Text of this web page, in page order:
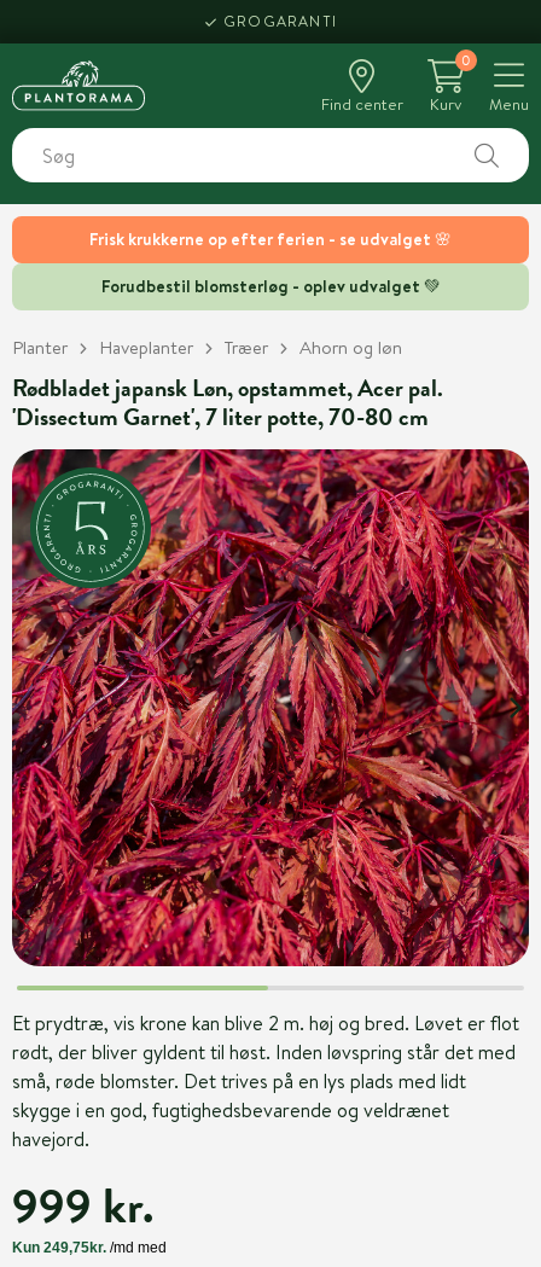
Frisk krukkerne op efter ferien - se udvalget 🌸
Forudbestil blomsterløg - oplev udvalget 💚
GROGARANTI
Find center
0
Kurv
Menu
Planter Haveplanter Træer Ahorn og løn
Rødbladet japansk Løn, opstammet, Acer pal.
'Dissectum Garnet', 7 liter potte, 70-80 cm
Et prydtræ, vis krone kan blive 2 m. høj og bred. Løvet er flot
rødt, der bliver gyldent til høst. Inden løvspring står det med
små, røde blomster. Det trives på en lys plads med lidt
skygge i en god, fugtighedsbevarende og veldrænet
havejord.
999 kr.